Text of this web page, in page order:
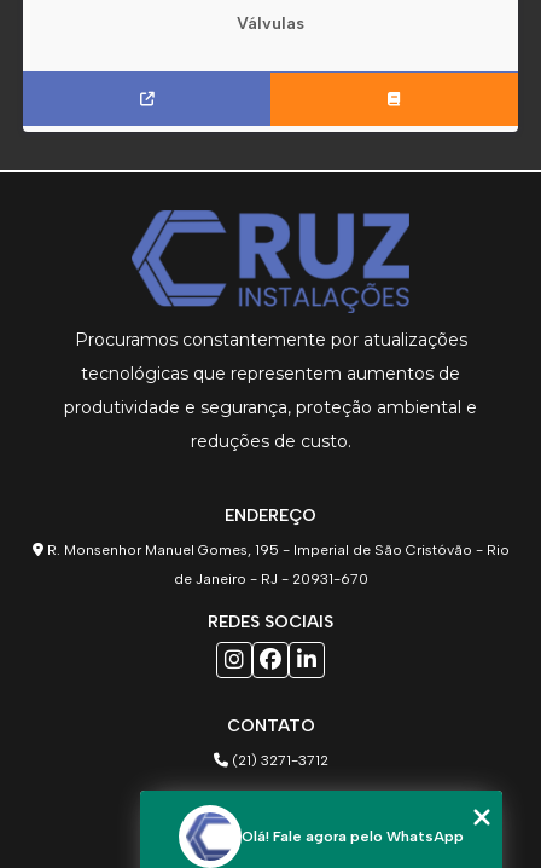
Válvulas
Procuramos constantemente por atualizações
tecnológicas que representem aumentos de
produtividade e segurança, proteção ambiental e
reduções de custo.
ENDEREÇO
R. Monsenhor Manuel Gomes, 195 - Imperial de São Cristóvão - Rio
de Janeiro - RJ - 20931-670
REDES SOCIAIS
CONTATO
(21) 3271-3712
comercial@cruzinstalacoes.com
Olá! Fale agora pelo WhatsApp